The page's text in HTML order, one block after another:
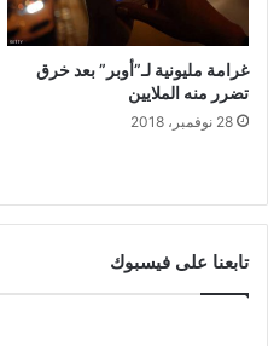
غرامة مليونية لـ”أوبر” بعد خرق
تضرر منه الملايين
28 نوفمبر، 2018
تابعنا على فيسبوك